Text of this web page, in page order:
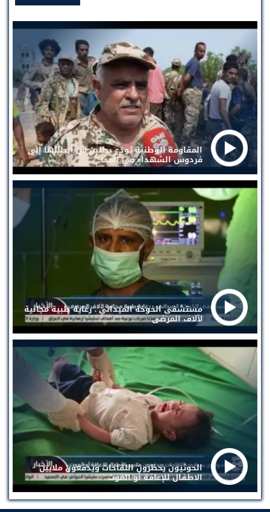
المقاومة الوطنية تودع بطلين من أبطالها إلى
فردوس الشهداء في المخا
مستشفى الخوخة الميداني . رعاية طبية مجانية
لآلاف المرضى
الحوثيون يحظرون اللقاحات ويدفعون ملايين
الاطفال للإعاقة أو الموت